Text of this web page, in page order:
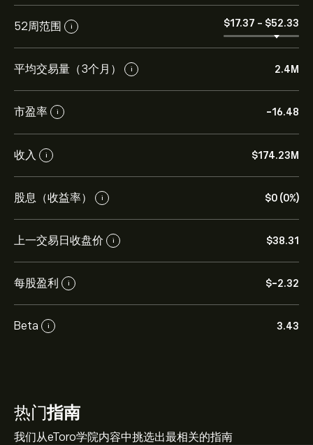
52周范围 i ‎$‎17.37 - ‎$‎52.33
平均交易量（3个月） i 2.4M
市盈率 i -16.48
收入 i ‎$‎174.23M
股息（收益率） i ‎$‎0 (0%)
上一交易日收盘价 i ‎$‎38.31
每股盈利 i ‎$‎-2.32
Beta i 3.43
热门指南
我们从eToro学院内容中挑选出最相关的指南